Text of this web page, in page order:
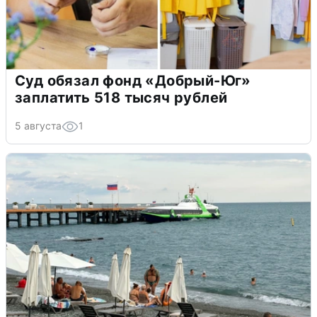
Суд обязал фонд «Добрый-Юг»
заплатить 518 тысяч рублей
5 августа 1